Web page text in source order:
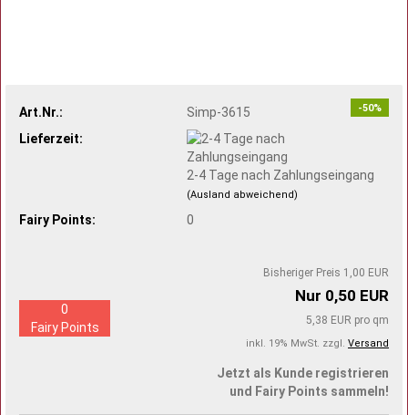
-50%
Art.Nr.:
Simp-3615
Lieferzeit:
2-4 Tage nach Zahlungseingang
(Ausland abweichend)
Fairy Points: 0
Bisheriger Preis 1,00 EUR
Nur 0,50 EUR
5,38 EUR pro qm
inkl. 19% MwSt. zzgl. Versand
0
Fairy Points
Jetzt als Kunde registrieren
und Fairy Points sammeln!